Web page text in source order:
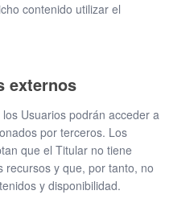
contenido utilizar el
externos
Usuarios podrán acceder a
por terceros. Los
que el Titular no tiene
recursos y que, por tanto, no
y disponibilidad.